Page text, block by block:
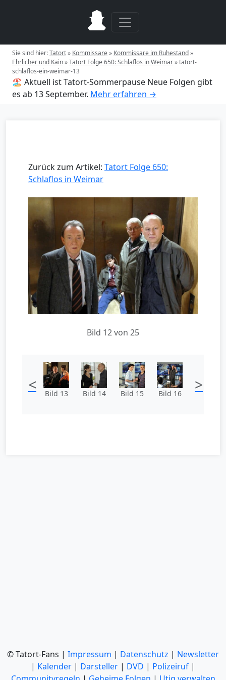
Sie sind hier:Tatort» Kommissare» Kommissare im Ruhestand»
Ehrlicher und Kain»Tatort Folge 650: Schlaflos in Weimar»tatort-
schlaflos-ein-weimar-13
🏖️ Aktuell ist Tatort-Sommerpause Neue Folgen gibt
es ab 13 September. Mehr erfahren →
Zurück zum Artikel: Tatort Folge 650:
Schlaflos in Weimar
Bild 12 von 25
< Bild 13 Bild 14 Bild 15 Bild 16 >
© Tatort-Fans | Impressum | Datenschutz | Newsletter
| Kalender | Darsteller | DVD | Polizeiruf |